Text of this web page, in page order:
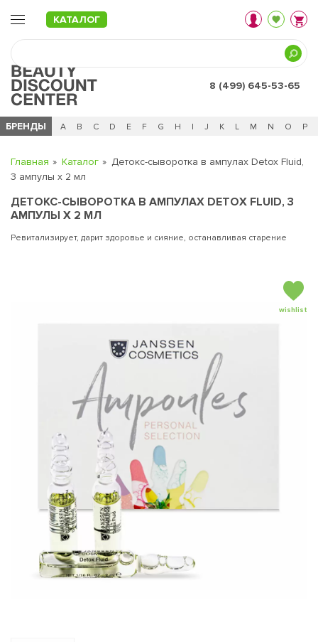
КАТАЛОГ
8 (499) 645-53-65
БРЕНДЫ
Ч 0 - 9 A B C D E F G H I J K L M N O P
Главная Каталог
Детокс-сыворотка в ампулах Detox Fluid,
3 ампулы х 2 мл
ДЕТОКС-СЫВОРОТКА В АМПУЛАХ DETOX FLUID, 3
АМПУЛЫ Х 2 МЛ
Ревитализирует, дарит здоровье и сияние, останавливая старение
wishlist